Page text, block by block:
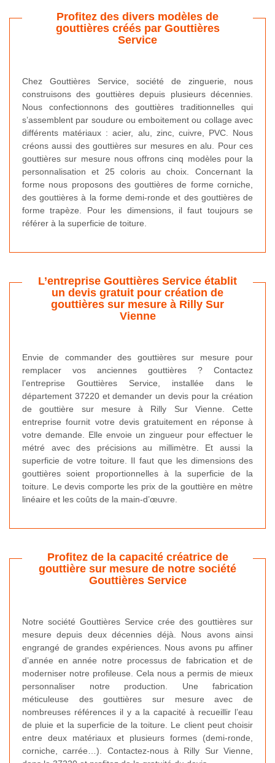
Profitez des divers modèles de
gouttières créés par Gouttières
Service
Chez Gouttières Service, société de zinguerie, nous
construisons des gouttières depuis plusieurs décennies.
Nous confectionnons des gouttières traditionnelles qui
s’assemblent par soudure ou emboitement ou collage avec
différents matériaux : acier, alu, zinc, cuivre, PVC. Nous
créons aussi des gouttières sur mesures en alu. Pour ces
gouttières sur mesure nous offrons cinq modèles pour la
personnalisation et 25 coloris au choix. Concernant la
forme nous proposons des gouttières de forme corniche,
des gouttières à la forme demi-ronde et des gouttières de
forme trapèze. Pour les dimensions, il faut toujours se
référer à la superficie de toiture.
L’entreprise Gouttières Service établit
un devis gratuit pour création de
gouttières sur mesure à Rilly Sur
Vienne
Envie de commander des gouttières sur mesure pour
remplacer vos anciennes gouttières ? Contactez
l’entreprise Gouttières Service, installée dans le
département 37220 et demander un devis pour la création
de gouttière sur mesure à Rilly Sur Vienne. Cette
entreprise fournit votre devis gratuitement en réponse à
votre demande. Elle envoie un zingueur pour effectuer le
métré avec des précisions au millimètre. Et aussi la
superficie de votre toiture. Il faut que les dimensions des
gouttières soient proportionnelles à la superficie de la
toiture. Le devis comporte les prix de la gouttière en mètre
linéaire et les coûts de la main-d’œuvre.
Profitez de la capacité créatrice de
gouttière sur mesure de notre société
Gouttières Service
Notre société Gouttières Service crée des gouttières sur
mesure depuis deux décennies déjà. Nous avons ainsi
engrangé de grandes expériences. Nous avons pu affiner
d’année en année notre processus de fabrication et de
moderniser notre profileuse. Cela nous a permis de mieux
personnaliser notre production. Une fabrication
méticuleuse des gouttières sur mesure avec de
nombreuses références il y a la capacité à recueillir l’eau
de pluie et la superficie de la toiture. Le client peut choisir
entre deux matériaux et plusieurs formes (demi-ronde,
corniche, carrée…). Contactez-nous à Rilly Sur Vienne,